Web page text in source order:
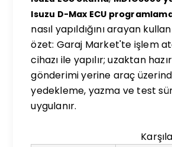
Isuzu D-Max ECU
nasıl yapıldığını arayan
özet: Garaj Market'te işlem
cihazı ile yapılır; uzaktan
gönderimi yerine araç
yedekleme, yazma ve test
uygulanır.